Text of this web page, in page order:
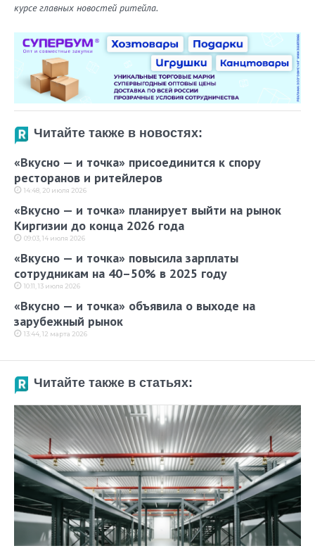
курсе главных новостей ритейла.
Читайте также в новостях:
«Вкусно — и точка» присоединится к спору
ресторанов и ритейлеров
14:48, 20 июля 2026
«Вкусно — и точка» планирует выйти на рынок
Киргизии до конца 2026 года
09:03, 14 июля 2026
«Вкусно — и точка» повысила зарплаты
сотрудникам на 40–50% в 2025 году
10:11, 13 июля 2026
«Вкусно — и точка» объявила о выходе на
зарубежный рынок
13:44, 12 марта 2026
Читайте также в статьях: